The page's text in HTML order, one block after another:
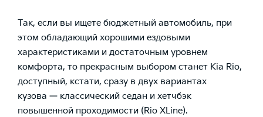
Так, если вы ищете бюджетный автомобиль, при
этом обладающий хорошими ездовыми
характеристиками и достаточным уровнем
комфорта, то прекрасным выбором станет Kia Rio,
доступный, кстати, сразу в двух вариантах
кузова — классический седан и хетчбэк
повышенной проходимости (Rio XLine).